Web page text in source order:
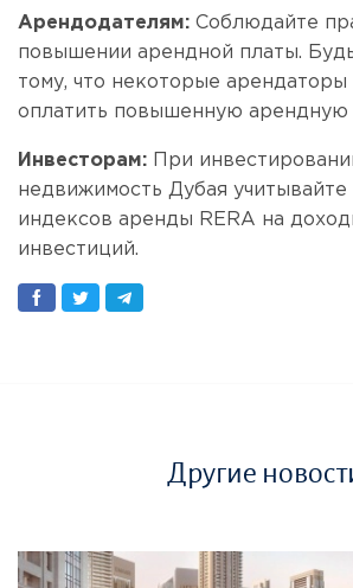
Арендодателям: Соблюдайте
повышении арендной платы.
тому, что некоторые арендаторы
оплатить повышенную арендную
Инвесторам: При
недвижимость Дубая учитывайте
индексов аренды RERA на
инвестиций.
Другие